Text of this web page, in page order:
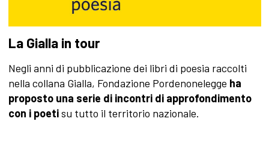
La Gialla in tour
Negli anni di pubblicazione dei libri di poesia raccolti
nella collana Gialla, Fondazione Pordenonelegge ha
proposto una serie di incontri di approfondimento
con i poetisu tutto il territorio nazionale.